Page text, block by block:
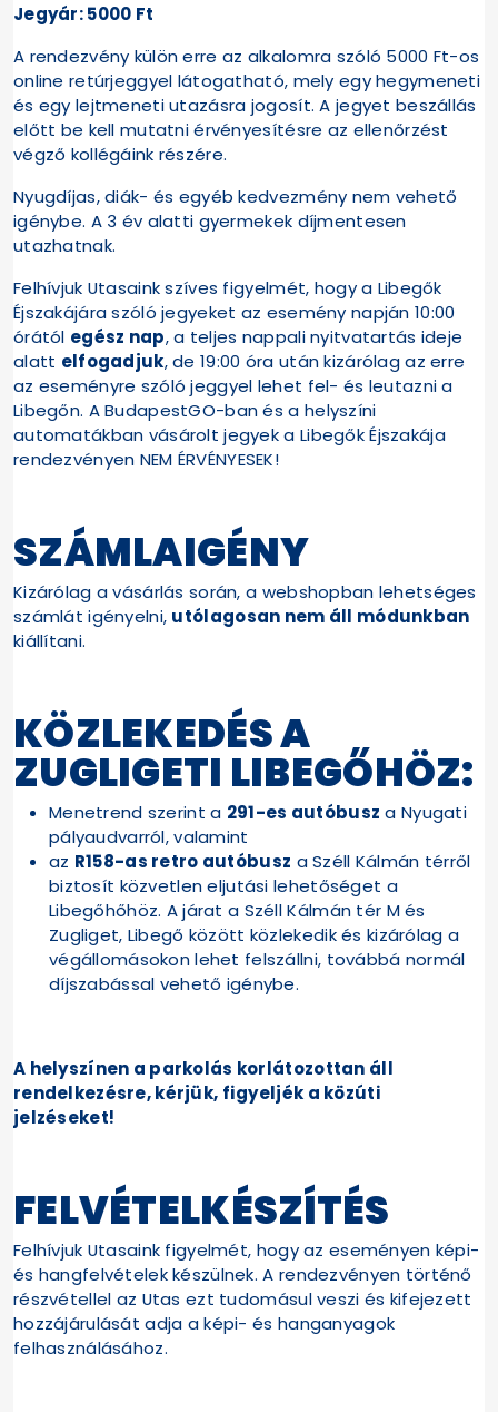
Jegyár: 5000 Ft
A rendezvény külön erre az alkalomra szóló 5000 Ft-os
online retúrjeggyel látogatható, mely egy hegymeneti
és egy lejtmeneti utazásra jogosít. A jegyet beszállás
előtt be kell mutatni érvényesítésre az ellenőrzést
végző kollégáink részére.
Nyugdíjas, diák- és egyéb kedvezmény nem vehető
igénybe. A 3 év alatti gyermekek díjmentesen
utazhatnak.
Felhívjuk Utasaink szíves figyelmét, hogy a Libegők
Éjszakájára szóló jegyeket az esemény napján 10:00
órától egész nap, a teljes nappali nyitvatartás ideje
alatt elfogadjuk, de 19:00 óra után kizárólag az erre
az eseményre szóló jeggyel lehet fel- és leutazni a
Libegőn. A BudapestGO-ban és a helyszíni
automatákban vásárolt jegyek a Libegők Éjszakája
rendezvényen NEM ÉRVÉNYESEK!
SZÁMLAIGÉNY
Kizárólag a vásárlás során, a webshopban lehetséges
számlát igényelni, utólagosan nem áll módunkban
kiállítani.
KÖZLEKEDÉS A
ZUGLIGETI LIBEGŐHÖZ:
Menetrend szerint a 291-es autóbusz a Nyugati
pályaudvarról, valamint
az R158-as retro autóbusz a Széll Kálmán térről
biztosít közvetlen eljutási lehetőséget a
Libegőhőhöz. A járat a Széll Kálmán tér M és
Zugliget, Libegő között közlekedik és kizárólag a
végállomásokon lehet felszállni, továbbá normál
díjszabással vehető igénybe.
A helyszínen a parkolás korlátozottan áll
rendelkezésre, kérjük, figyeljék a közúti
jelzéseket!
FELVÉTELKÉSZÍTÉS
Felhívjuk Utasaink figyelmét, hogy az eseményen képi-
és hangfelvételek készülnek. A rendezvényen történő
részvétellel az Utas ezt tudomásul veszi és kifejezett
hozzájárulását adja a képi- és hanganyagok
felhasználásához.